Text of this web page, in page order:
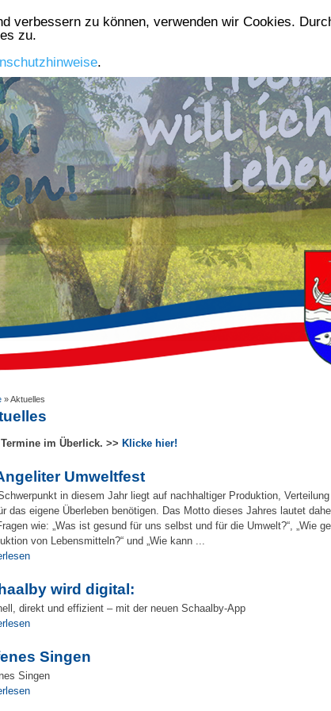
Die Gemeinde Aktuelles Gewerbe Vereine
»Aktuelles
im Überlick. >> Klicke hier!
Umweltfest
in diesem Jahr liegt auf nachhaltiger Produktion,
das eigene Überleben benötigen. Das Motto dieses Jahres lautet
wie: „Was ist gesund für uns selbst und für die Umwelt?“, „Wie
von Lebensmitteln?“ und „Wie kann ...
wird digital:
direkt und effizient – mit der neuen Schaalby-App
Singen
Singen
verbessern zu können, verwenden wir Cookies.
zu.
.